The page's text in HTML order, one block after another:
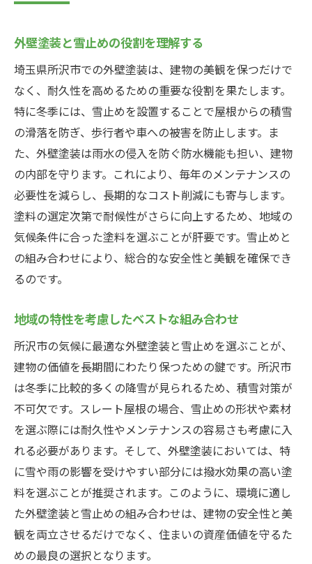
気候条件を考慮した塗料の選択
季節ごとのメンテナンスが必要な理由
塗料の耐久性と防水性を見極める
色や質感が周囲の景観に与える影響
エコロジカルで持続可能な塗料の選択肢
専門家によるプロフェッショナルなアドバ
イス
外壁塗装の効果を最大限に引き出す雪止めの設
置方法
雪止めの基本的な機能と重要性
耐久性を向上させるための設置ポイント
コストを抑えた効率的な設置方法
雪止めと外壁塗装の相乗効果
所沢市での外壁塗装が建物を守る理由とその方
法
外壁塗装の防水効果と保護機能
所沢市の気候変動に強い外壁塗料
長期的な建物保護のための戦略
専門家の意見を取り入れた計画
耐久性を高めるメンテナンスの頻度
実際の施工事例から学ぶ
外壁塗装と雪止めの役割を理解する
埼玉県所沢市での外壁塗装は、建物の美観を保つだけで
なく、耐久性を高めるための重要な役割を果たします。
特に冬季には、雪止めを設置することで屋根からの積雪
の滑落を防ぎ、歩行者や車への被害を防止します。ま
た、外壁塗装は雨水の侵入を防ぐ防水機能も担い、建物
の内部を守ります。これにより、毎年のメンテナンスの
必要性を減らし、長期的なコスト削減にも寄与します。
塗料の選定次第で耐候性がさらに向上するため、地域の
気候条件に合った塗料を選ぶことが肝要です。雪止めと
の組み合わせにより、総合的な安全性と美観を確保でき
るのです。
地域の特性を考慮したベストな組み合わせ
所沢市の気候に最適な外壁塗装と雪止めを選ぶことが、
建物の価値を長期間にわたり保つための鍵です。所沢市
は冬季に比較的多くの降雪が見られるため、積雪対策が
不可欠です。スレート屋根の場合、雪止めの形状や素材
を選ぶ際には耐久性やメンテナンスの容易さも考慮に入
れる必要があります。そして、外壁塗装においては、特
に雪や雨の影響を受けやすい部分には撥水効果の高い塗
料を選ぶことが推奨されます。このように、環境に適し
た外壁塗装と雪止めの組み合わせは、建物の安全性と美
観を両立させるだけでなく、住まいの資産価値を守るた
めの最良の選択となります。